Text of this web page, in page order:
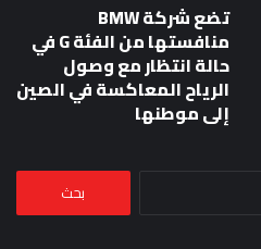
تضع شركة BMW
منافستها من الفئة G في
حالة انتظار مع وصول
الرياح المعاكسة في الصين
إلى موطنها
البحث